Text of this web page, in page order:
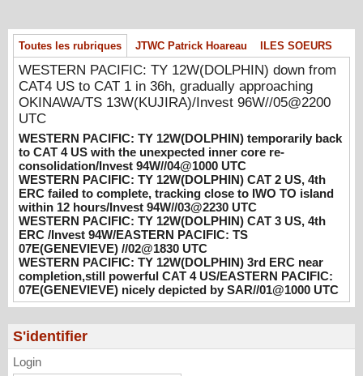
temporarily back to CAT 4 US with the
unexpected inner core re-
consolidation/Invest 94W//04@1000 UTC
08/04/2026 -PATRICK HOAREAU
WESTERN PACIFIC: TY 12W(DOLPHIN)
CAT 2 US, 4th ERC failed to complete,
tracking close to IWO TO island within 12
hours/Invest 94W//03@2230 UTC
08/04/2026 -PATRICK HOAREAU
WESTERN PACIFIC: TY 12W(DOLPHIN)
CAT 3 US, 4th ERC /Invest 94W/EASTERN
PACIFIC: TS 07E(GENEVIEVE) //02@1830
UTC
08/02/2026 -PATRICK HOAREAU
WESTERN PACIFIC: TY 12W(DOLPHIN)
4 US/EASTERN PACIFIC: 07E(GENEVIEVE)
nicely depicted by SAR//01@1000 UTC
08/01/2026
Toutes les rubriques JTWC Patrick Hoareau ILES SOEURS
WESTERN PACIFIC: TY 12W(DOLPHIN) down from
CAT4 US to CAT 1 in 36h, gradually approaching
OKINAWA/TS 13W(KUJIRA)/Invest 96W//05@2200
UTC
WESTERN PACIFIC: TY 12W(DOLPHIN) temporarily back
to CAT 4 US with the unexpected inner core re-
consolidation/Invest 94W//04@1000 UTC
WESTERN PACIFIC: TY 12W(DOLPHIN) CAT 2 US, 4th
ERC failed to complete, tracking close to IWO TO island
within 12 hours/Invest 94W//03@2230 UTC
WESTERN PACIFIC: TY 12W(DOLPHIN) CAT 3 US, 4th
ERC /Invest 94W/EASTERN PACIFIC: TS
07E(GENEVIEVE) //02@1830 UTC
WESTERN PACIFIC: TY 12W(DOLPHIN) 3rd ERC near
completion,still powerful CAT 4 US/EASTERN PACIFIC:
07E(GENEVIEVE) nicely depicted by SAR//01@1000 UTC
S'identifier
Login